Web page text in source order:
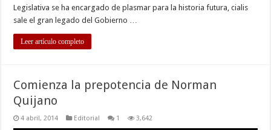
Legislativa se ha encargado de plasmar para la historia futura, cialis
sale el gran legado del Gobierno …
Leer artículo completo
Comienza la prepotencia de Norman
Quijano
4 abril, 2014 Editorial 1 3,642